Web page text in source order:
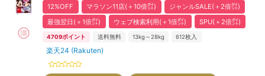
12%OFF マラソン11店(＋10倍㌽)
ジャンルSALE(＋2倍㌽)
最強翌日(＋1倍㌽)
ウェブ検索利用(＋1倍㌽) SPU(＋2倍㌽)
4709ポイント 送料無料 13kg～28kg 612枚入
楽天24 (Rakuten)